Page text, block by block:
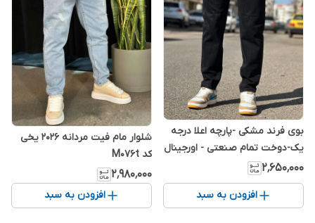
بوی فرند مشکی -پارچه اعلا درجه
یک-دوخت تمام صنعتی - اورجینال
دیلم
۲٬۶۵۰٬۰۰۰
افزودن به سبد
شلوار مام فیت مردانه 2026 یخی
کد M076t
۲٬۹۸۰٬۰۰۰
افزودن به سبد